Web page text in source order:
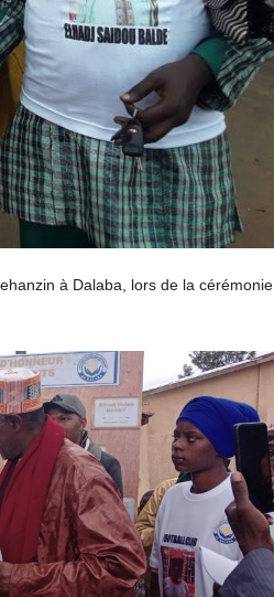
à Dalaba, lors de la cérémonie